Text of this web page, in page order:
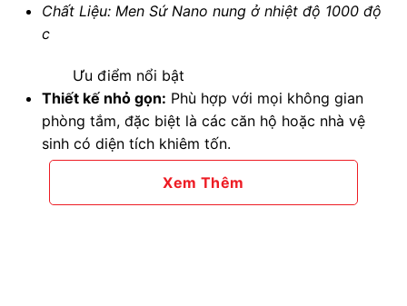
Chất Liệu: Men Sứ Nano nung ở nhiệt độ 1000 độ
c
Ưu điểm nổi bật
Thiết kế nhỏ gọn: Phù hợp với mọi không gian
phòng tắm, đặc biệt là các căn hộ hoặc nhà vệ
sinh có diện tích khiêm tốn.
Bền đẹp, dễ vệ sinh:
Bề mặt sứ sáng bóng, hạn
chế tối đa cặn bẩn và ố vàng.
Xem Thêm